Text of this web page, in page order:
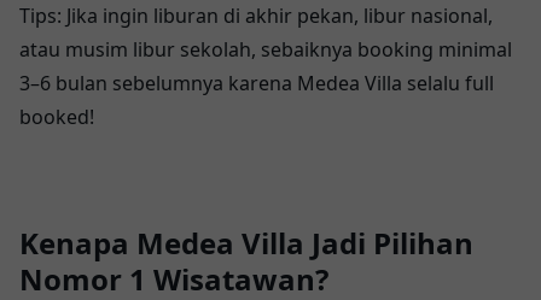
Tips: Jika ingin liburan di akhir pekan, libur nasional,
atau musim libur sekolah, sebaiknya booking minimal
3–6 bulan sebelumnya karena Medea Villa selalu full
booked!
Kenapa Medea Villa Jadi Pilihan
Nomor 1 Wisatawan?